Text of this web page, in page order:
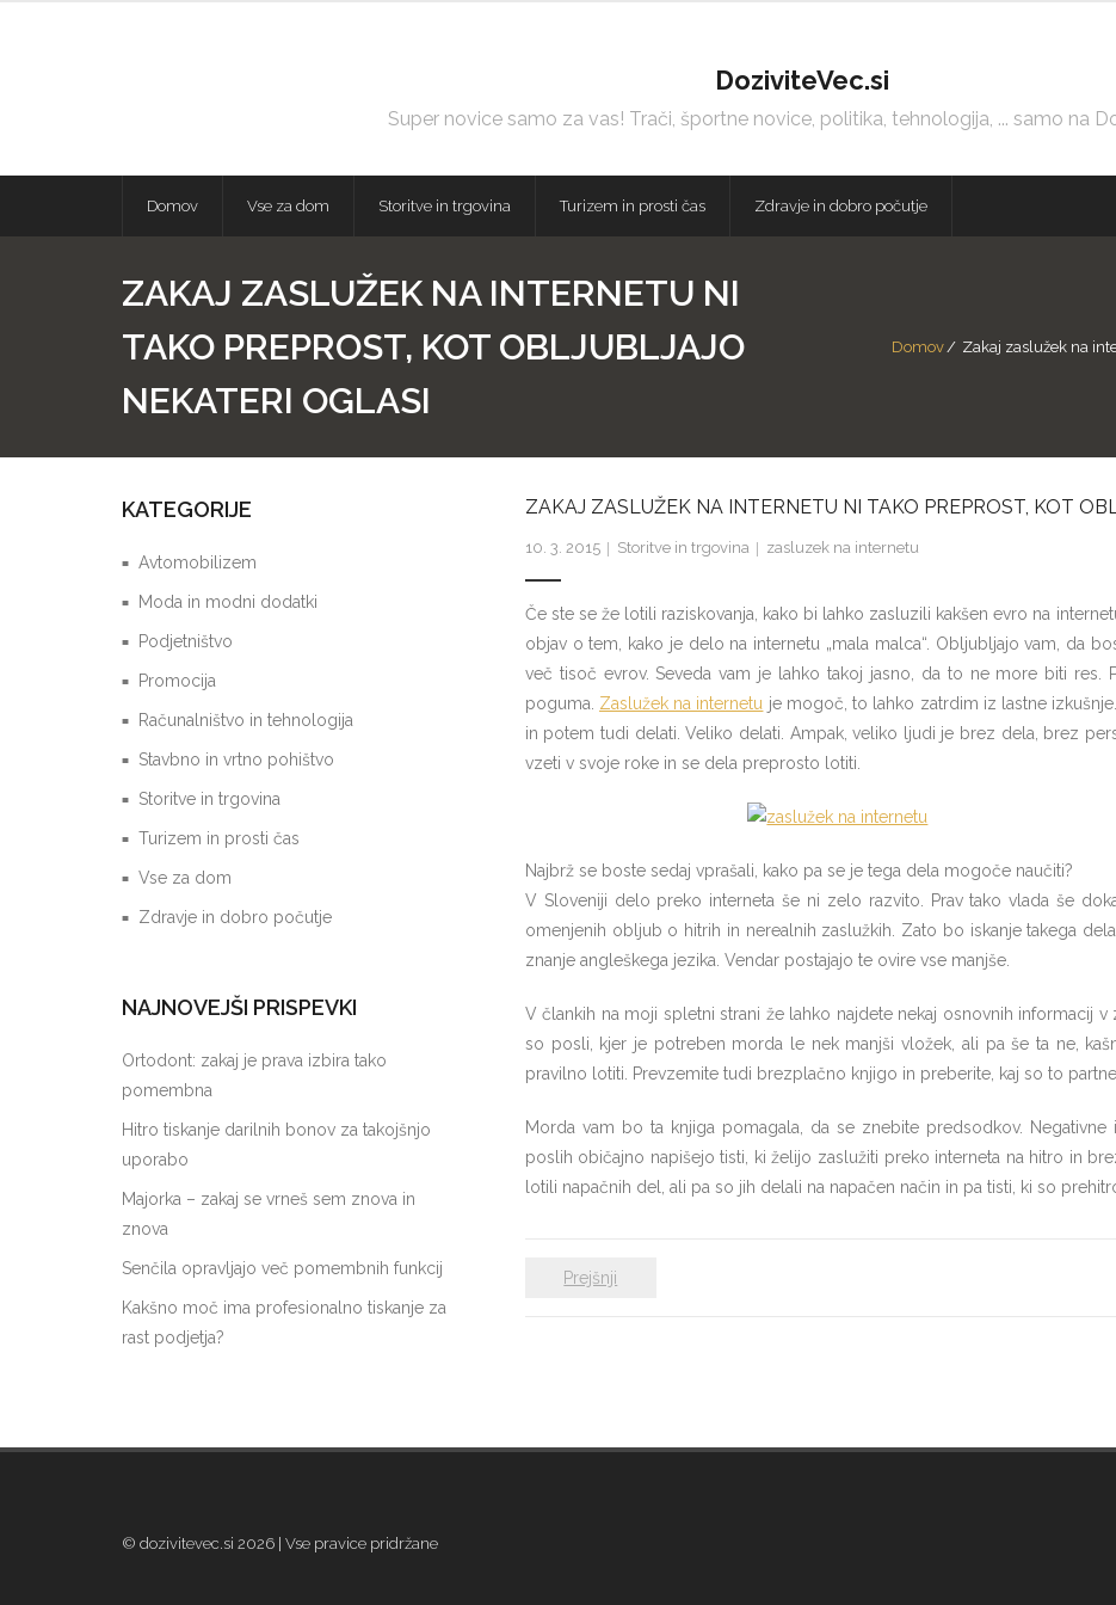
DoziviteVec.si
Super novice samo za vas! Trači, športne novice, politika, tehnologija, ... samo na
Domov Vse za dom Storitve in trgovina Turizem in prosti čas Zdravje in dobro počutje
ZAKAJ ZASLUŽEK NA INTERNETU NI
TAKO PREPROST, KOT OBLJUBLJAJO
NEKATERI OGLASI
Domov/ Zakaj zaslužek na
ZAKAJ ZASLUŽEK NA INTERNETU NI TAKO PREPROST, KOT
10. 3. 2015 Storitve in trgovina zasluzek na internetu
Če ste se že lotili raziskovanja, kako bi lahko zasluzili kakšen evro na
objav o tem, kako je delo na internetu „mala malca“. Obljubljajo vam, da
več tisoč evrov. Seveda vam je lahko takoj jasno, da to ne more biti res.
poguma. Zaslužek na internetu je mogoč, to lahko zatrdim iz lastne
in potem tudi delati. Veliko delati. Ampak, veliko ljudi je brez dela, brez
vzeti v svoje roke in se dela preprosto lotiti.
Najbrž se boste sedaj vprašali, kako pa se je tega dela mogoče naučiti?
V Sloveniji delo preko interneta še ni zelo razvito. Prav tako vlada še
omenjenih obljub o hitrih in nerealnih zaslužkih. Zato bo iskanje takega
znanje angleškega jezika. Vendar postajajo te ovire vse manjše.
V člankih na moji spletni strani že lahko najdete nekaj osnovnih informacij
so posli, kjer je potreben morda le nek manjši vložek, ali pa še ta ne,
pravilno lotiti. Prevzemite tudi brezplačno knjigo in preberite, kaj so to
Morda vam bo ta knjiga pomagala, da se znebite predsodkov.
poslih običajno napišejo tisti, ki želijo zaslužiti preko interneta na hitro in
lotili napačnih del, ali pa so jih delali na napačen način in pa tisti, ki so
Prejšnji
KATEGORIJE
Avtomobilizem
Moda in modni dodatki
Podjetništvo
Promocija
Računalništvo in tehnologija
Stavbno in vrtno pohištvo
Storitve in trgovina
Turizem in prosti čas
Vse za dom
Zdravje in dobro počutje
NAJNOVEJŠI PRISPEVKI
Ortodont: zakaj je prava izbira tako
pomembna
Hitro tiskanje darilnih bonov za takojšnjo
uporabo
Majorka – zakaj se vrneš sem znova in
znova
Senčila opravljajo več pomembnih funkcij
Kakšno moč ima profesionalno tiskanje za
rast podjetja?
© dozivitevec.si 2026 | Vse pravice pridržane